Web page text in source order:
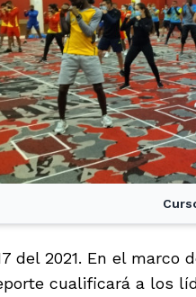
del 2021. En el marco
cualificará a los